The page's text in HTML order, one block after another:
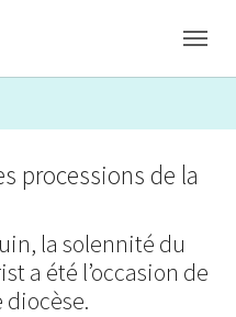
processions de la
la solennité du
a été l’occasion de
diocèse.